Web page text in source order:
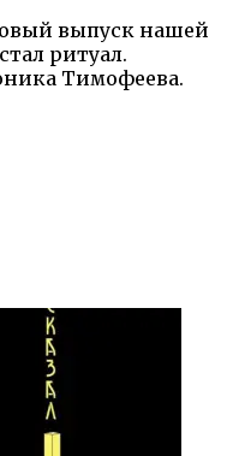
выпуск нашей
ритуал.
Тимофеева.